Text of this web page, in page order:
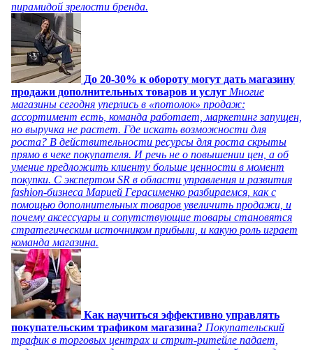
пирамидой зрелости бренда.
До 20-30% к обороту могут дать магазину
продажи дополнительных товаров и услуг Многие
магазины сегодня уперлись в «потолок» продаж:
ассортимент есть, команда работает, маркетинг запущен,
но выручка не растет. Где искать возможности для
роста? В действительности ресурсы для роста скрыты
прямо в чеке покупателя. И речь не о повышении цен, а об
умение предложить клиенту больше ценности в момент
покупки. С экспертом SR в области управления и развития
fashion-бизнеса Марией Герасименко разбираемся, как с
помощью дополнительных товаров увеличить продажи, и
почему аксессуары и сопутствующие товары становятся
стратегическим источником прибыли, и какую роль играет
команда магазина.
Как научиться эффективно управлять
покупательским трафиком магазина? Покупательский
трафик в торговых центрах и стрит-ритейле падает,